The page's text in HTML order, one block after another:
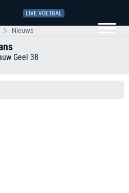
LIVE VOETBAL
Nieuws
Geel 38